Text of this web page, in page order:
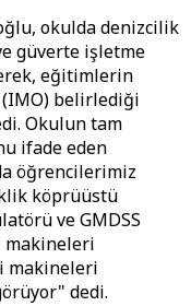
okulda denizcilik
güverte işletme
eğitimlerin
belirlediği
Okulun tam
ifade eden
öğrencilerimiz
köprüüstü
ve GMDSS
makineleri
makineleri
dedi.